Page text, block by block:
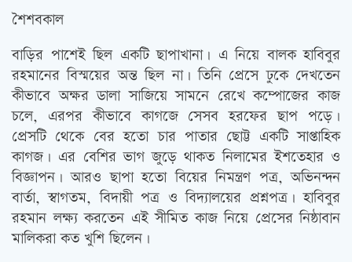
শৈশবকাল
বাড়ির পাশেই ছিল একটি ছাপাখানা। এ নিয়ে বালক হাবিবুর
রহমানের বিস্ময়ের অন্ত ছিল না। তিনি প্রেসে ঢুকে দেখতেন
কীভাবে অক্ষর ডালা সাজিয়ে সামনে রেখে কম্পোজের কাজ
চলে, এরপর কীভাবে কাগজে সেসব হরফের ছাপ পড়ে।
প্রেসটি থেকে বের হতো চার পাতার ছোট্ট একটি সাপ্তাহিক
কাগজ। এর বেশির ভাগ জুড়ে থাকত নিলামের ইশতেহার ও
বিজ্ঞাপন। আরও ছাপা হতো বিয়ের নিমন্ত্রণ পত্র, অভিনন্দন
বার্তা, স্বাগতম, বিদায়ী পত্র ও বিদ্যালয়ের প্রশ্নপত্র। হাবিবুর
রহমান লক্ষ্য করতেন এই সীমিত কাজ নিয়ে প্রেসের নিষ্ঠাবান
মালিকরা কত খুশি ছিলেন।